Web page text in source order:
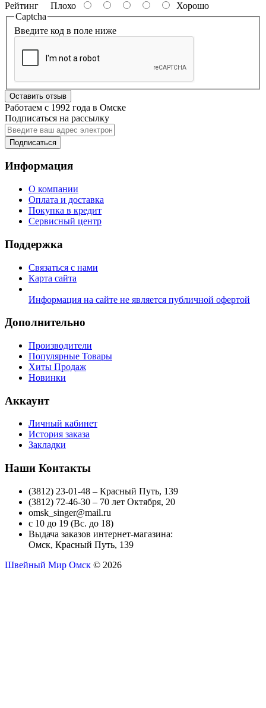
Рейтинг Плохо
Хорошо
Captcha
Введите код в поле ниже
Оставить отзыв
Работаем с 1992 года в Омске
Подписаться на рассылку
Подписаться
Информация
О компании
Оплата и доставка
Покупка в кредит
Сервисный центр
Поддержка
Связаться с нами
Карта сайта
Информация на сайте не является публичной офертой
Дополнительно
Производители
Популярные Товары
Хиты Продаж
Новинки
Аккаунт
Личный кабинет
История заказа
Закладки
Наши Контакты
(3812) 23-01-48 – Красный Путь, 139
(3812) 72-46-30 – 70 лет Октября, 20
omsk_singer@mail.ru
с 10 до 19 (Вс. до 18)
Выдача заказов интернет-магазина:
Омск, Красный Путь, 139
Швейный Мир Омск © 2026